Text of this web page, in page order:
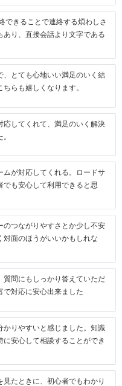
できることで連絡する煩わしさ
り、直接会話より文字である
、とても心地いい満足のいく結
らも嬉しくなります。
応してくれて、満足のいく解決
ムが対応してくれる。ロードサ
でも安心して利用できると思
のつながりやすさとか少し不安
面のほうがいいかもしれな
質問にもしっかり答えていただ
で対応に安心出来ました
かりやすいと感じました。知識
に安心して相談することができ
たときに、初心者でもわかり